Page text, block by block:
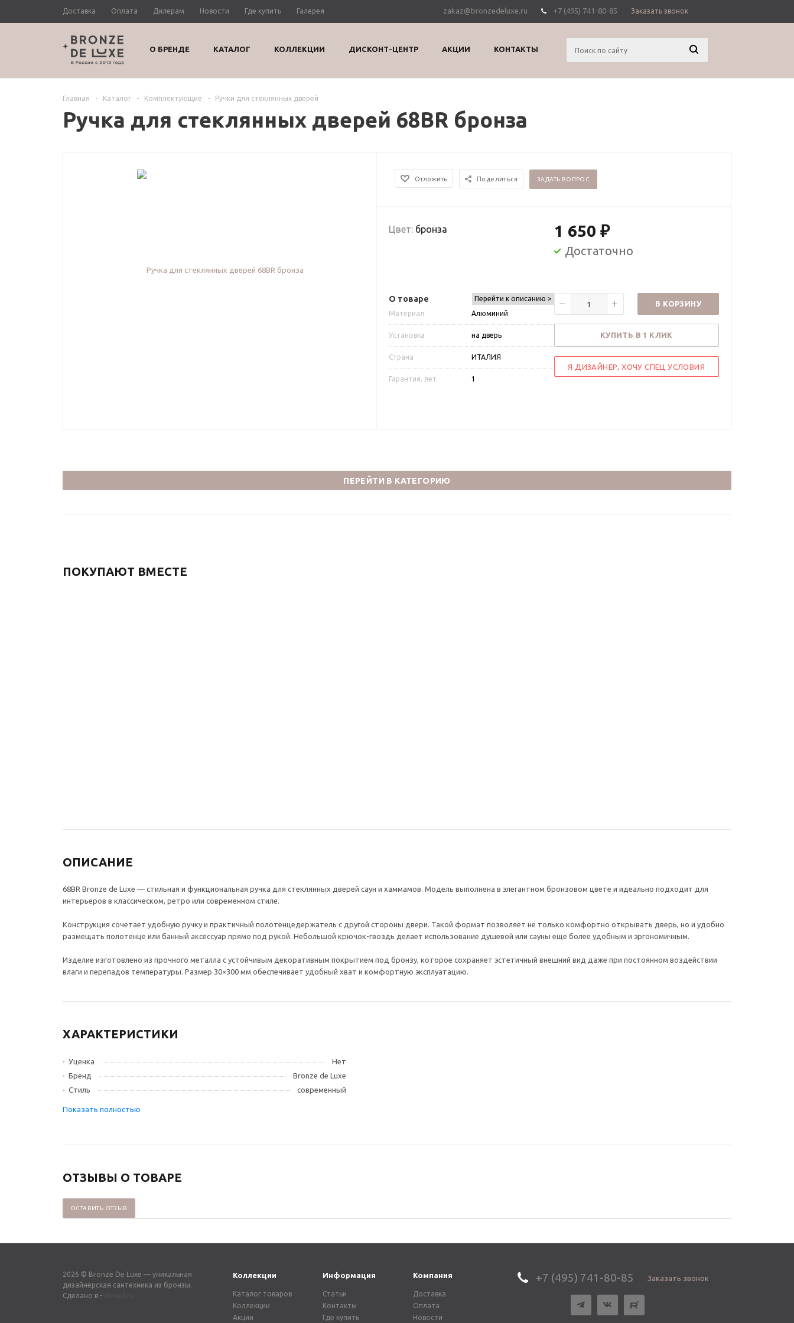
Доставка Оплата Дилерам Новости Где купить Галерея zakaz@bronzedeluxe.ru +7 (495) 741-80-85 Заказать звонок
О БРЕНДЕ КАТАЛОГ КОЛЛЕКЦИИ ДИСКОНТ-ЦЕНТР АКЦИИ КОНТАКТЫ
Главная - Каталог - Комплектующие - Ручки для стеклянных дверей
Ручка для стеклянных дверей 68BR бронза
Отложить Поделиться ЗАДАТЬ ВОПРОС
Цвет: бронза 1 650 ₽
Достаточно
О товаре
Перейти к описанию >
Материал
Алюминий
Установка на дверь
Страна ИТАЛИЯ
Гарантия, лет 1
В КОРЗИНУ
КУПИТЬ В 1 КЛИК
Я ДИЗАЙНЕР, ХОЧУ СПЕЦ УСЛОВИЯ
ПЕРЕЙТИ В КАТЕГОРИЮ
ПОКУПАЮТ ВМЕСТЕ
ОПИСАНИЕ
68BR Bronze de Luxe — стильная и функциональная ручка для стеклянных дверей саун и хаммамов. Модель выполнена в элегантном бронзовом цвете и идеально подходит для
интерьеров в классическом, ретро или современном стиле.
Конструкция сочетает удобную ручку и практичный полотенцедержатель с другой стороны двери. Такой формат позволяет не только комфортно открывать дверь, но и удобно
размещать полотенце или банный аксессуар прямо под рукой. Небольшой крючок-гвоздь делает использование душевой или сауны еще более удобным и эргономичным.
Изделие изготовлено из прочного металла с устойчивым декоративным покрытием под бронзу, которое сохраняет эстетичный внешний вид даже при постоянном воздействии
влаги и перепадов температуры. Размер 30×300 мм обеспечивает удобный хват и комфортную эксплуатацию.
ХАРАКТЕРИСТИКИ
Уценка
Нет
Бренд
Bronze de Luxe
Стиль
современный
ОТЗЫВЫ О ТОВАРЕ
ОСТАВИТЬ ОТЗЫВ
2026 © Bronze De Luxe — уникальная
дизайнерская сантехника из бронзы.
Сделано в -
Коллекции Информация Компания
Каталог товаров
Коллекции
Акции
Статьи
Контакты
Где купить
Доставка
Оплата
Новости
+7 (495) 741-80-85 Заказать звонок